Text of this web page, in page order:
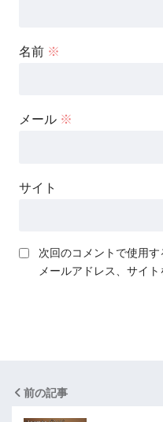
名前 ※
メール ※
サイト
次回のコメントで使用す
メールアドレス、サイト
前の記事